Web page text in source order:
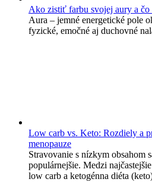
Ako zistiť farbu svojej aury a čo
Aura – jemné energetické pole
fyzické, emočné aj duchovné
Low carb vs. Keto: Rozdiely a
menopauze
Stravovanie s nízkym obsahom
populárnejšie. Medzi
low carb a ketogénna diéta